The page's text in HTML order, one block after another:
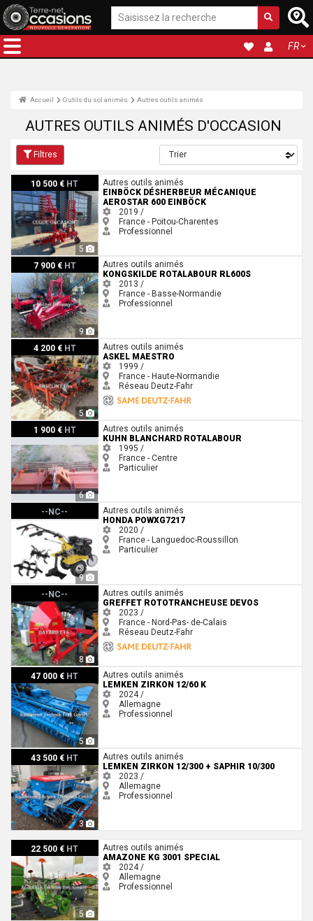
FR
Accueil Outils du sol animés Autres outils animés
AUTRES OUTILS ANIMÉS D'OCCASION
Filtres
10 500 € HT
5
Einböck Désherbeur mécanique AEROSTAR 600 Einböck
Autres outils animés
EINBÖCK DÉSHERBEUR MÉCANIQUE
AEROSTAR 600 EINBÖCK
2019 /
France - Poitou-Charentes
Professionnel
7 900 € HT
9
Kongskilde ROTALABOUR RL600SAutres outils animés
KONGSKILDE ROTALABOUR RL600S
2013 /
France - Basse-Normandie
Professionnel
4 200 € HT
5
Askel MAESTRO
Autres outils animés
ASKEL MAESTRO
1999 /
France - Haute-Normandie
Réseau Deutz-Fahr
1 900 € HT
6
Kuhn Blanchard RotalabourAutres outils animés
KUHN BLANCHARD ROTALABOUR
1995 /
France - Centre
Particulier
--NC--
9
Honda POWXG7217
Autres outils animés
HONDA POWXG7217
2020 /
France - Languedoc-Roussillon
Particulier
--NC--
8
Greffet ROTOTRANCHEUSE DEVOSAutres outils animés
GREFFET ROTOTRANCHEUSE DEVOS
2023 /
France - Nord-Pas- de-Calais
Réseau Deutz-Fahr
47 000 € HT
5
Lemken Zirkon 12/60 K
Autres outils animés
LEMKEN ZIRKON 12/60 K
2024 /
Allemagne
Professionnel
43 500 € HT
3
Lemken Zirkon 12/300 + Saphir 10/300
Autres outils animés
LEMKEN ZIRKON 12/300 + SAPHIR 10/300
2023 /
Allemagne
Professionnel
22 500 € HT
5
Amazone KG 3001 SPECIALAutres outils animés
AMAZONE KG 3001 SPECIAL
2024 /
Allemagne
Professionnel